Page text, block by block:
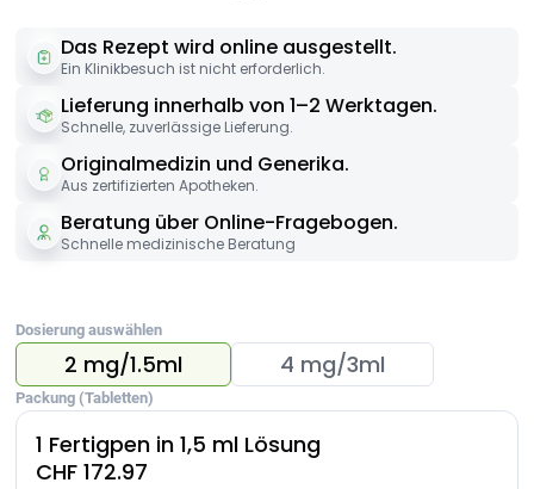
Das Rezept wird online ausgestellt.
Ein Klinikbesuch ist nicht erforderlich.
Lieferung innerhalb von 1–2 Werktagen.
Schnelle, zuverlässige Lieferung.
Originalmedizin und Generika.
Aus zertifizierten Apotheken.
Beratung über Online-Fragebogen.
Schnelle medizinische Beratung
Dosierung auswählen
2 mg/1.5ml 4 mg/3ml
Packung (Tabletten)
1 Fertigpen in 1,5 ml Lösung
CHF 172.97